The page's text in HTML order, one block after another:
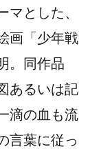
とした、
画「少年戦
。同作品
あるいは記
滴の血も流
言葉に従っ